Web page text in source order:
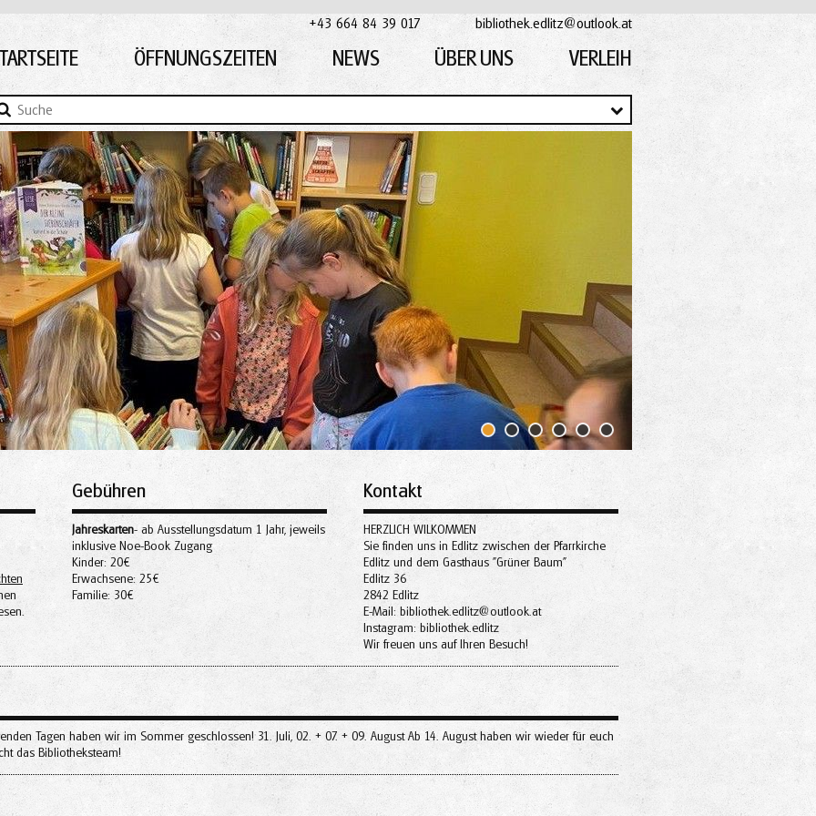
+43 664 84 39 017 bibliothek.edlitz@outlook.at
ÖFFNUNGSZEITEN NEWS ÜBER UNS VERLEIH

Gebühren
Jahreskarten- ab Ausstellungsdatum 1 Jahr, jeweils
inklusive Noe-Book Zugang
Kinder: 20€
Erwachsene: 25€
Familie: 30€
Kontakt
HERZLICH WILKOMMEN
Sie finden uns in Edlitz zwischen der Pfarrkirche
Edlitz und dem Gasthaus "Grüner Baum"
Edlitz 36
2842 Edlitz
E-Mail: bibliothek.edlitz@outlook.at
Instagram: bibliothek.edlitz
Wir freuen uns auf Ihren Besuch!
Tagen haben wir im Sommer geschlossen! 31. Juli, 02. + 07. + 09. August Ab 14. August haben wir wieder für euch
das Bibliotheksteam!